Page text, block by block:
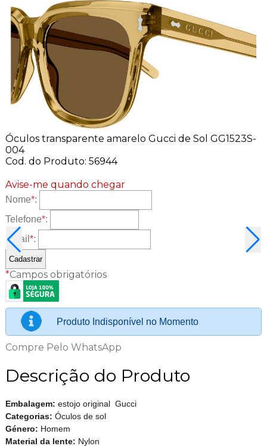
Óculos transparente amarelo Gucci de Sol GG1523S-
004
Cod. do Produto: 56944
Avise-me quando chegar
Nome*:
Telefone*:
Email *:
*Campos obrigatórios
Produto Indisponível no Momento
Compre Pelo WhatsApp
Descrição do Produto
Embalagem: estojo original Gucci
Categorias: Óculos de sol
Género: Homem
Material da lente: Nylon